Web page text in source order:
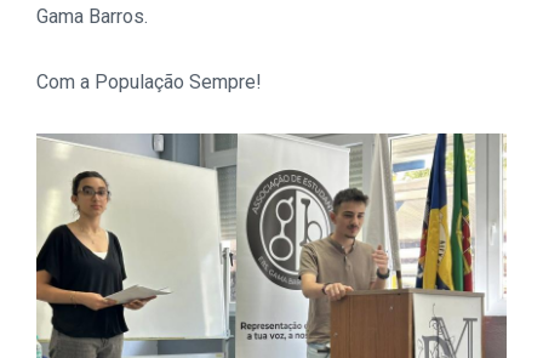
Gama Barros.
Com a População Sempre!